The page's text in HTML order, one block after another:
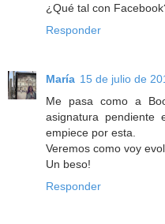
¿Qué tal con
Responder
María 15 de julio de
Me pasa como a
asignatura
empiece por esta.
Veremos como voy
Un beso!
Responder